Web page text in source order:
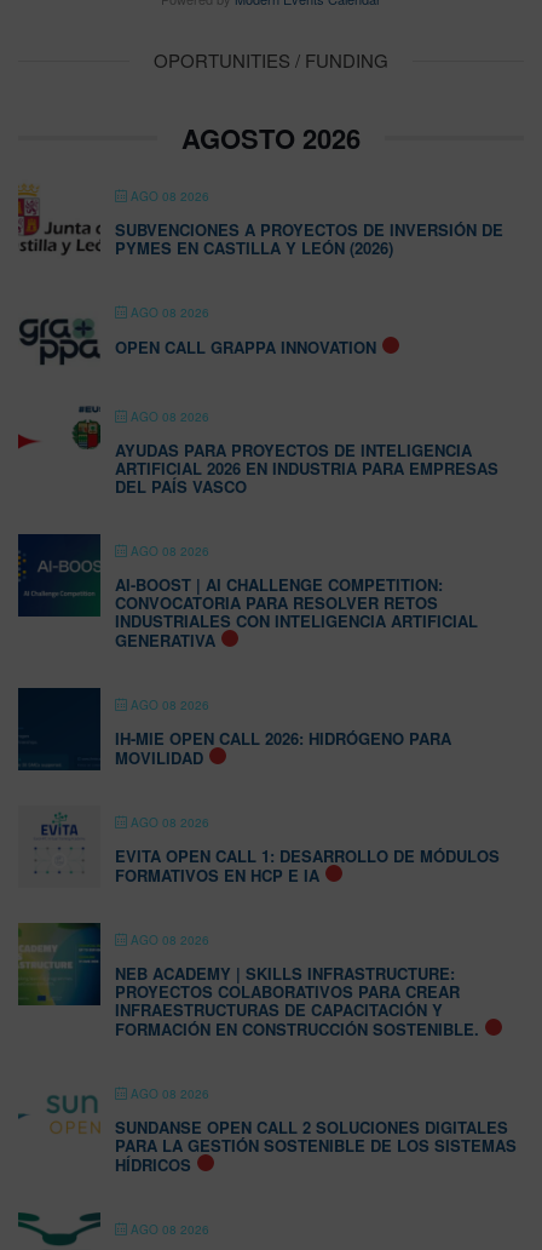
OPORTUNITIES / FUNDING
AGOSTO 2026
AGO 08 2026
SUBVENCIONES A PROYECTOS DE INVERSIÓN DE
PYMES EN CASTILLA Y LEÓN (2026)
AGO 08 2026
OPEN CALL GRAPPA INNOVATION
AGO 08 2026
AYUDAS PARA PROYECTOS DE INTELIGENCIA
ARTIFICIAL 2026 EN INDUSTRIA PARA EMPRESAS
DEL PAÍS VASCO
AGO 08 2026
AI-BOOST | AI CHALLENGE COMPETITION:
CONVOCATORIA PARA RESOLVER RETOS
INDUSTRIALES CON INTELIGENCIA ARTIFICIAL
GENERATIVA
AGO 08 2026
IH-MIE OPEN CALL 2026: HIDRÓGENO PARA
MOVILIDAD
AGO 08 2026
EVITA OPEN CALL 1: DESARROLLO DE MÓDULOS
FORMATIVOS EN HCP E IA
AGO 08 2026
NEB ACADEMY | SKILLS INFRASTRUCTURE:
PROYECTOS COLABORATIVOS PARA CREAR
INFRAESTRUCTURAS DE CAPACITACIÓN Y
FORMACIÓN EN CONSTRUCCIÓN SOSTENIBLE.
AGO 08 2026
SUNDANSE OPEN CALL 2 SOLUCIONES DIGITALES
PARA LA GESTIÓN SOSTENIBLE DE LOS SISTEMAS
HÍDRICOS
AGO 08 2026